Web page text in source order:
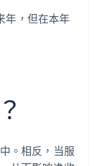
年，但在本年
。相反，当服